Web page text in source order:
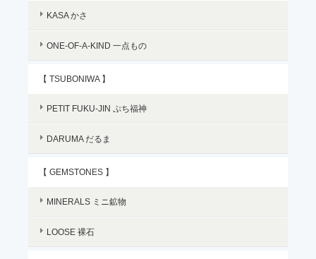
KASA かさ
ONE-OF-A-KIND 一点もの
【 TSUBONIWA 】
PETIT FUKU-JIN ぷち福神
DARUMA だるま
【 GEMSTONES 】
MINERALS ミニ鉱物
LOOSE 裸石